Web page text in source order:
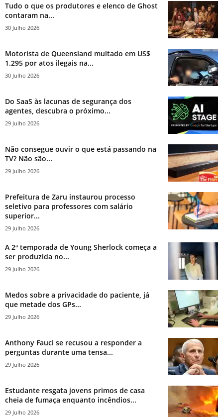
Tudo o que os produtores e elenco de Ghost
contaram na...
30 Julho 2026
Motorista de Queensland multado em US$
1.295 por atos ilegais na...
30 Julho 2026
Do SaaS às lacunas de segurança dos
agentes, descubra o próximo...
29 Julho 2026
Não consegue ouvir o que está passando na
TV? Não são...
29 Julho 2026
Prefeitura de Zaru instaurou processo
seletivo para professores com salário
superior...
29 Julho 2026
A 2ª temporada de Young Sherlock começa a
ser produzida no...
29 Julho 2026
Medos sobre a privacidade do paciente, já
que metade dos GPs...
29 Julho 2026
Anthony Fauci se recusou a responder a
perguntas durante uma tensa...
29 Julho 2026
Estudante resgata jovens primos de casa
cheia de fumaça enquanto incêndios...
29 Julho 2026